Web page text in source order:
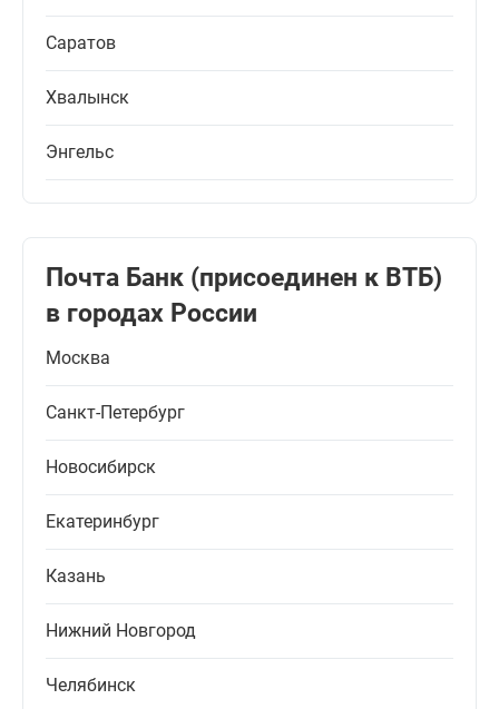
Саратов
Хвалынск
Энгельс
Почта Банк (присоединен к ВТБ)
в городах России
Москва
Санкт-Петербург
Новосибирск
Екатеринбург
Казань
Нижний Новгород
Челябинск